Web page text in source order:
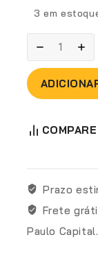
3 em
COMPARE
Prazo
Frete
Paulo Capital.